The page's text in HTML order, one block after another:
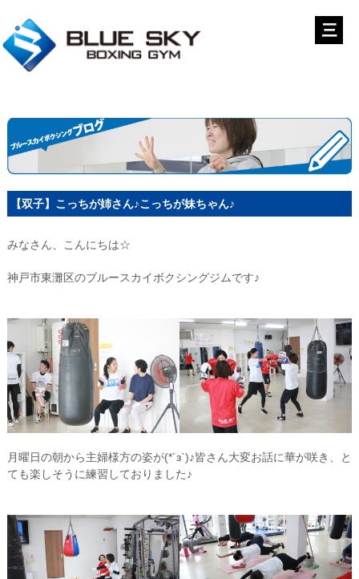
【双子】こっちが姉さん♪こっちが妹ちゃん♪
みなさん、こんにちは☆
神戸市東灘区のブルースカイボクシングジムです♪
月曜日の朝から主婦様方の姿が(*´з`)♪皆さん大変お話に華が咲き、と
ても楽しそうに練習しておりました♪